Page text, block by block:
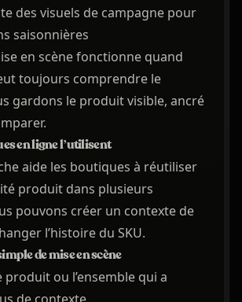
des visuels de campagne pour
saisonnières
en scène fonctionne quand
toujours comprendre le
gardons le produit visible, ancré
en ligne l’utilisent
aide les boutiques à réutiliser
produit dans plusieurs
pouvons créer un contexte de
l’histoire du SKU.
de mise en scène
produit ou l’ensemble qui a